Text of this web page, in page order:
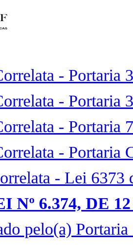
- Portaria
- Portaria
- Portaria
- Portaria
- Lei 6373
Nº 6.374, DE
pelo(a)